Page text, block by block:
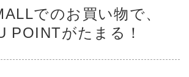
でのお買い物で、
POINTがたまる！